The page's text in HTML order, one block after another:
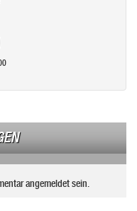
angemeldet sein.